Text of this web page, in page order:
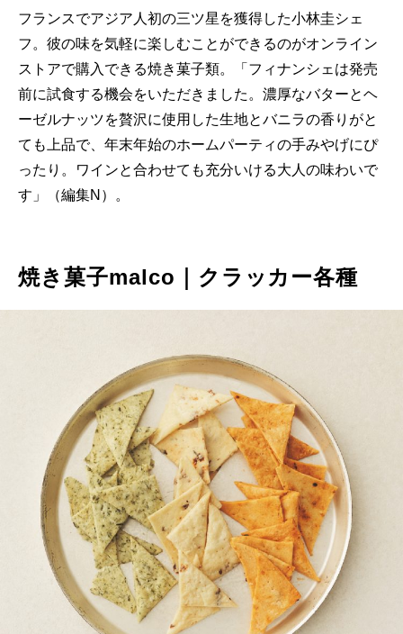
フランスでアジア人初の三ツ星を獲得した小林圭シェ
フ。彼の味を気軽に楽しむことができるのがオンライン
ストアで購入できる焼き菓子類。「フィナンシェは発売
前に試食する機会をいただきました。濃厚なバターとヘ
ーゼルナッツを贅沢に使用した生地とバニラの香りがと
ても上品で、年末年始のホームパーティの手みやげにぴ
ったり。ワインと合わせても充分いける大人の味わいで
す」（編集N）。
焼き菓子malco｜クラッカー各種